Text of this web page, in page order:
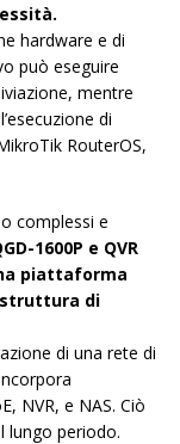
hardware e di
può eseguire
mentre
di
RouterOS,
complessi e
1600P e QVR
piattaforma
di
di una rete di
NVR, e NAS. Ciò
lungo periodo.